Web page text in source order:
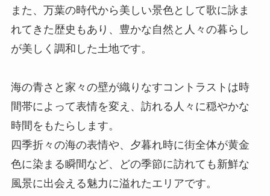
また、万葉の時代から美しい景色として歌に詠ま
れてきた歴史もあり、豊かな自然と人々の暮らし
が美しく調和した土地です。
海の青さと家々の壁が織りなすコントラストは時
間帯によって表情を変え、訪れる人々に穏やかな
時間をもたらします。
四季折々の海の表情や、夕暮れ時に街全体が黄金
色に染まる瞬間など、どの季節に訪れても新鮮な
風景に出会える魅力に溢れたエリアです。